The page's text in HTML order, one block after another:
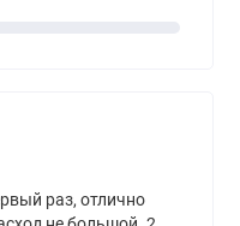
раз, отлично